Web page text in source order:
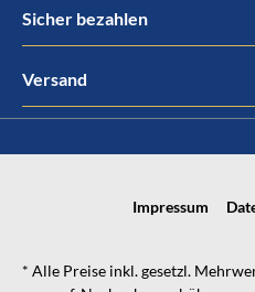
Sicher bezahlen
Versand
Impressum
* Alle Preise inkl. gesetzl.